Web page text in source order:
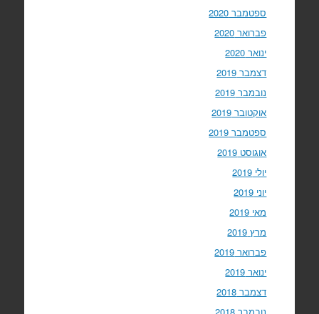
ספטמבר 2020
פברואר 2020
ינואר 2020
דצמבר 2019
נובמבר 2019
אוקטובר 2019
ספטמבר 2019
אוגוסט 2019
יולי 2019
יוני 2019
מאי 2019
מרץ 2019
פברואר 2019
ינואר 2019
דצמבר 2018